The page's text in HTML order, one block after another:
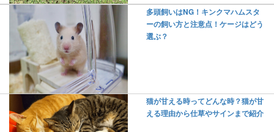
多頭飼いはNG！キンクマハムスタ
ーの飼い方と注意点！ケージはどう
選ぶ？
猫が甘える時ってどんな時？猫が甘
える理由から仕草やサインまで紹介